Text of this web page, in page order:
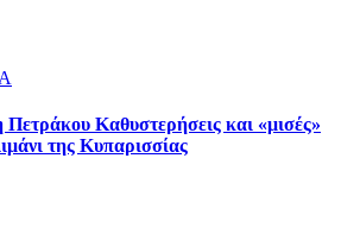
Καθυστερήσεις και «μισές»
της Κυπαρισσίας